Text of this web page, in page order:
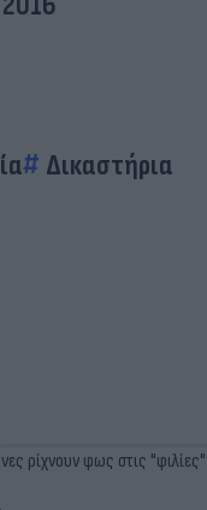
Δικαστήρια